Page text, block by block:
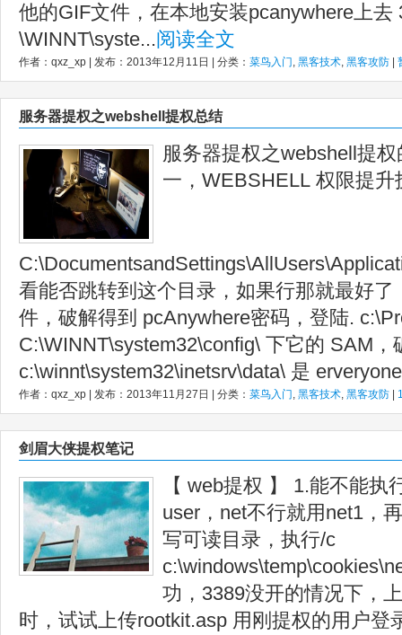
他的GIF文件，在本地安装pcanywhere上
\WINNT\syste...阅读全文
作者：qxz_xp | 发布：2013年12月11日 | 分类： 菜鸟入门, 黑客技术, 黑客攻防
服务器提权之webshell提权总结
服务器提权之webshell提
一，WEBSHELL 权限提升
看能否跳转到这个目录，如果行那就最好了
件，破解得到 pcAnywhere密码，登陆.
C:\WINNT\system32\config\ 下它的 SAM，
c:\winnt\system32\inetsrv\data\ 是
作者：qxz_xp | 发布：2013年11月27日 | 分类： 菜鸟入门, 黑客技术, 黑客攻防
剑眉大侠提权笔记
【 web提权 】 1.能不能
user，net不行就用net1，
写可读目录，执行/c
功，3389没开的情况下，
时，试试上传rootkit.asp 用刚提权的用户登